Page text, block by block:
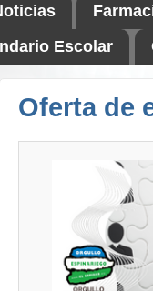
Escolar
Oferta de